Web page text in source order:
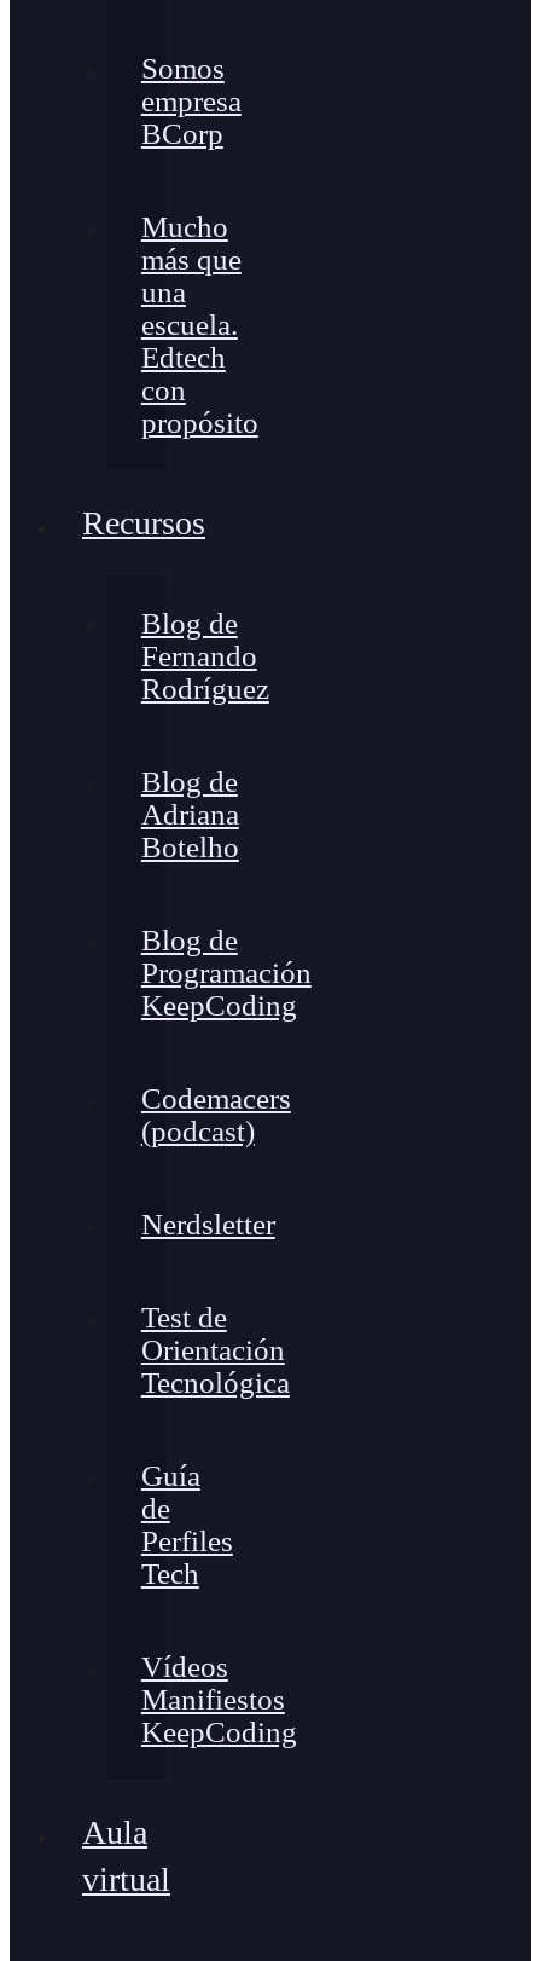
Somos
empresa
BCorp
Mucho
más que
una
escuela.
Edtech
con
propósito
Recursos
Blog de
Fernando
Rodríguez
Blog de
Adriana
Botelho
Blog de
Programación
KeepCoding
Codemacers
(podcast)
Nerdsletter
Test de
Orientación
Tecnológica
Guía
de
Perfiles
Tech
Vídeos
Manifiestos
KeepCoding
Aula
virtual